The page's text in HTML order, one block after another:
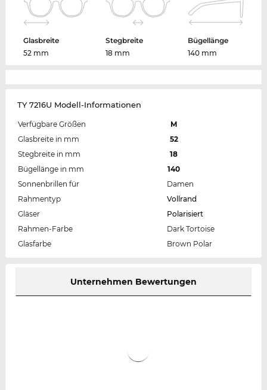
Glasbreite
52 mm
Stegbreite
18 mm
Bügellänge
140 mm
TY 7216U Modell-Informationen
Verfügbare Größen
M
Glasbreite in mm
52
Stegbreite in mm
18
Bügellänge in mm
140
Sonnenbrillen für
Damen
Rahmentyp
Vollrand
Gläser
Polarisiert
Rahmen-Farbe
Dark Tortoise
Glasfarbe
Brown Polar
Unternehmen Bewertungen